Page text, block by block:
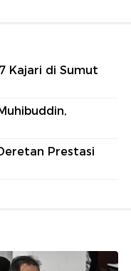
Kajari di Sumut
Prestasi